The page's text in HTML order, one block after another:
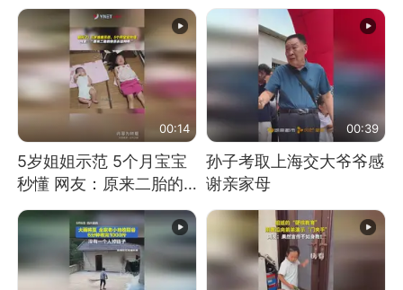
00:14
5岁姐姐示范 5个月宝宝
秒懂 网友：原来二胎的
快乐长这样
00:39
孙子考取上海交大爷爷感
谢亲家母